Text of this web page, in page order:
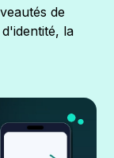
de
la